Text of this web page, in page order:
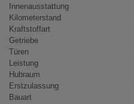
Innenausstattung
Kilometerstand
Kraftstoffart
Getriebe
Türen
Leistung
Hubraum
Erstzulassung
Bauart